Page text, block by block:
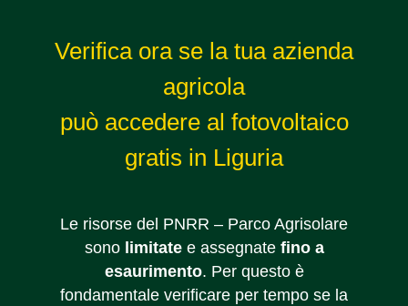
Verifica ora se la tua azienda
agricola
può accedere al fotovoltaico
gratis in Liguria
Le risorse del PNRR – Parco Agrisolare
sono limitatee assegnate fino a
esaurimento. Per questo è
fondamentale verificare per tempo se la